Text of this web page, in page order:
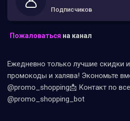
Подписчиков
Пожаловаться на канал
Ежедневно только лучшие скидки
промокоды и халява! Экономьте
@promo_shopping📩 Контакт по
@promo_shopping_bot